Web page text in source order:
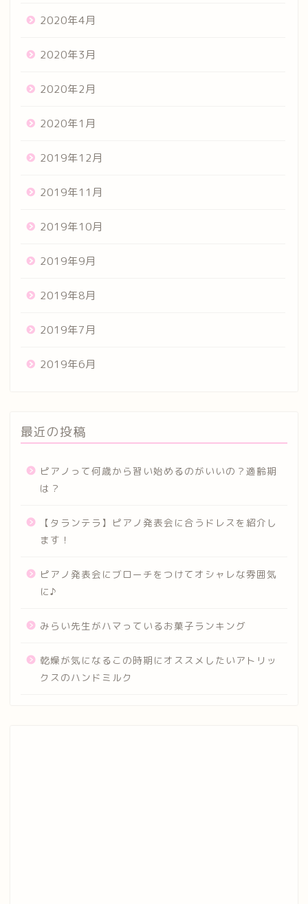
2020年4月
2020年3月
2020年2月
2020年1月
2019年12月
2019年11月
2019年10月
2019年9月
2019年8月
2019年7月
2019年6月
最近の投稿
ピアノって何歳から習い始めるのがいいの？適齢期
は？
【タランテラ】ピアノ発表会に合うドレスを紹介し
ます！
ピアノ発表会にブローチをつけてオシャレな雰囲気
に♪
みらい先生がハマっているお菓子ランキング
乾燥が気になるこの時期にオススメしたいアトリッ
クスのハンドミルク